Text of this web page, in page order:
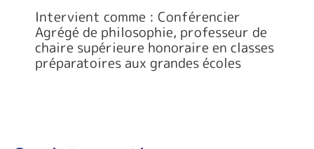
Intervient comme : Conférencier
Agrégé de philosophie, professeur de
chaire supérieure honoraire en classes
préparatoires aux grandes écoles